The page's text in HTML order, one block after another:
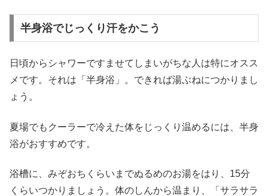
半身浴でじっくり汗をかこう
日頃からシャワーですませてしまいがちな人は特にオスス
メです。それは「半身浴」。できれば湯ぶねにつかりまし
ょう。
夏場でもクーラーで冷えた体をじっくり温めるには、半身
浴がおすすめです。
浴槽に、みぞおちくらいまでぬるめのお湯をはり、15分
くらいつかりましょう。体のしんから温まり、「サラサラ